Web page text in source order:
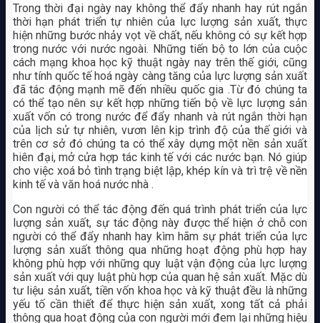
Trong thời đại ngày nay không thể đẩy nhanh hay rút ngắn
thời hạn phát triển tự nhiên của lực lượng sản xuất, thực
hiện những bước nhảy vọt về chất, nếu không có sự kết hợp
trong nước với nước ngoài. Những tiến bộ to lớn của cuộc
cách mạng khoa học kỹ thuật ngày nay trên thế giới, cũng
như tính quốc tế hoá ngày càng tăng của lực lượng sản xuất
đã tác động mạnh mẽ đến nhiều quốc gia .Từ đó chúng ta
có thể tạo nên sự kết hợp những tiến bộ về lực lượng sản
xuất vốn có trong nước để đẩy nhanh và rút ngắn thời hạn
của lịch sử tự nhiên, vươn lên kịp trình độ của thế giới và
trên cơ sở đó chúng ta có thể xây dựng một nền sản xuất
hiên đại, mở cửa hợp tác kinh tế với các nước bạn. Nó giúp
cho việc xoá bỏ tình trạng biệt lập, khép kín và trì trệ về nền
kinh tế và văn hoá nước nhà .
Con người có thể tác động đến quá trình phát triển của lực
lượng sản xuất, sự tác động này được thể hiện ở chỗ con
người có thể đẩy nhanh hay kìm hãm sự phát triển của lực
lượng sản xuất thông qua những hoạt động phù hợp hay
không phù hợp với những quy luật vận động của lực lượng
sản xuất với quy luật phù hợp của quan hệ sản xuất. Mặc dù
tư liệu sản xuất, tiền vốn khoa học và kỹ thuật đều là những
yếu tố cần thiết để thực hiện sản xuất, xong tất cả phải
thông qua hoạt động của con người mới đem lại những hiệu